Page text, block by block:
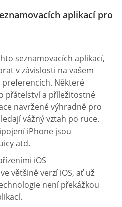
aplikací pro
seznamovacích aplikací,
v závislosti na vašem
Některé
přátelství a příležitostné
navržené výhradně pro
vážný vztah po ruce.
iPhone jsou
atd.
iOS
většině verzí iOS, ať už
není překážkou